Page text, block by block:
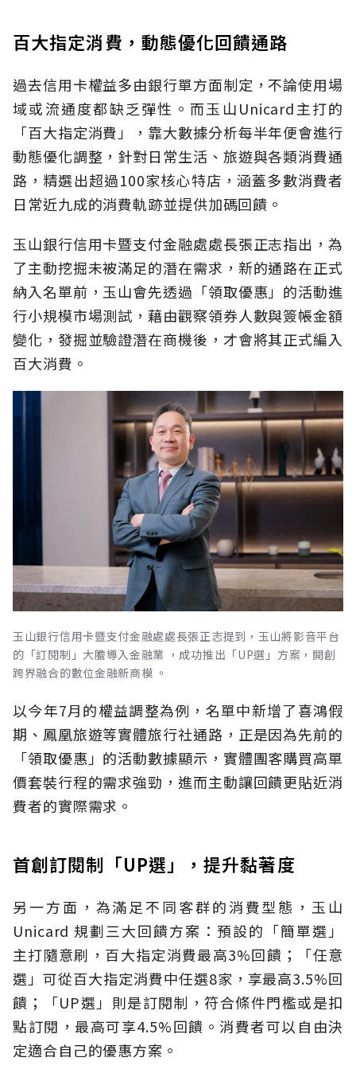
百大指定消費，動態優化回饋通路
過去信用卡權益多由銀行單方面制定，不論使用場
域或流通度都缺乏彈性。而玉山Unicard主打的
「百大指定消費」，靠大數據分析每半年便會進行
動態優化調整，針對日常生活、旅遊與各類消費通
路，精選出超過100家核心特店，涵蓋多數消費者
日常近九成的消費軌跡並提供加碼回饋。
玉山銀行信用卡暨支付金融處處長張正志指出，為
了主動挖掘未被滿足的潛在需求，新的通路在正式
納入名單前，玉山會先透過「領取優惠」的活動進
行小規模市場測試，藉由觀察領券人數與簽帳金額
變化，發掘並驗證潛在商機後，才會將其正式編入
百大消費。
玉山銀行信用卡暨支付金融處處長張正志提到，玉山將影音平台
的「訂閱制」大膽導入金融業 ，成功推出「UP選」方案，開創
跨界融合的數位金融新商模 。
以今年7月的權益調整為例，名單中新增了喜鴻假
期、鳳凰旅遊等實體旅行社通路，正是因為先前的
「領取優惠」的活動數據顯示，實體團客購買高單
價套裝行程的需求強勁，進而主動讓回饋更貼近消
費者的實際需求。
首創訂閱制「UP選」，提升黏著度
另一方面，為滿足不同客群的消費型態，玉山
Unicard 規劃三大回饋方案：預設的「簡單選」
主打隨意刷，百大指定消費最高3%回饋；「任意
選」可從百大指定消費中任選8家，享最高3.5%回
饋；「UP選」則是訂閱制，符合條件門檻或是扣
點訂閱，最高可享4.5%回饋。消費者可以自由決
定適合自己的優惠方案。